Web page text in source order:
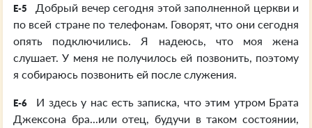
E-5
Добрый вечер сегодня этой заполненной церкви и
по всей стране по телефонам. Говорят, что они сегодня
опять подключились. Я надеюсь, что моя жена
слушает. У меня не получилось ей позвонить, поэтому
я собираюсь позвонить ей после служения.
E-6
И здесь у нас есть записка, что этим утром Брата
Джексона бра...или отец, будучи в таком состоянии,